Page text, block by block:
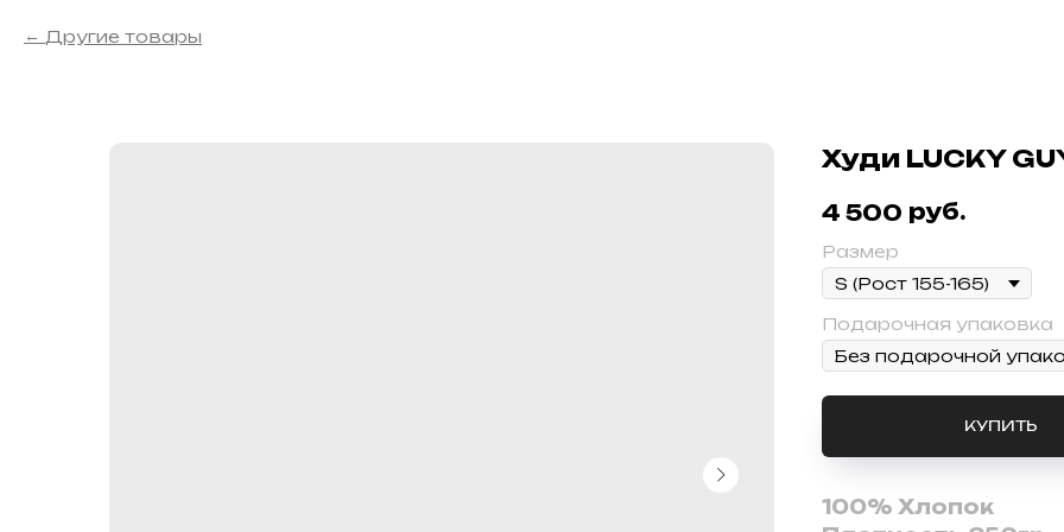
Другие товары
Худи LUCKY
4 500 руб.
Размер
Подарочная упаковка
КУПИТЬ
100% Хлопок